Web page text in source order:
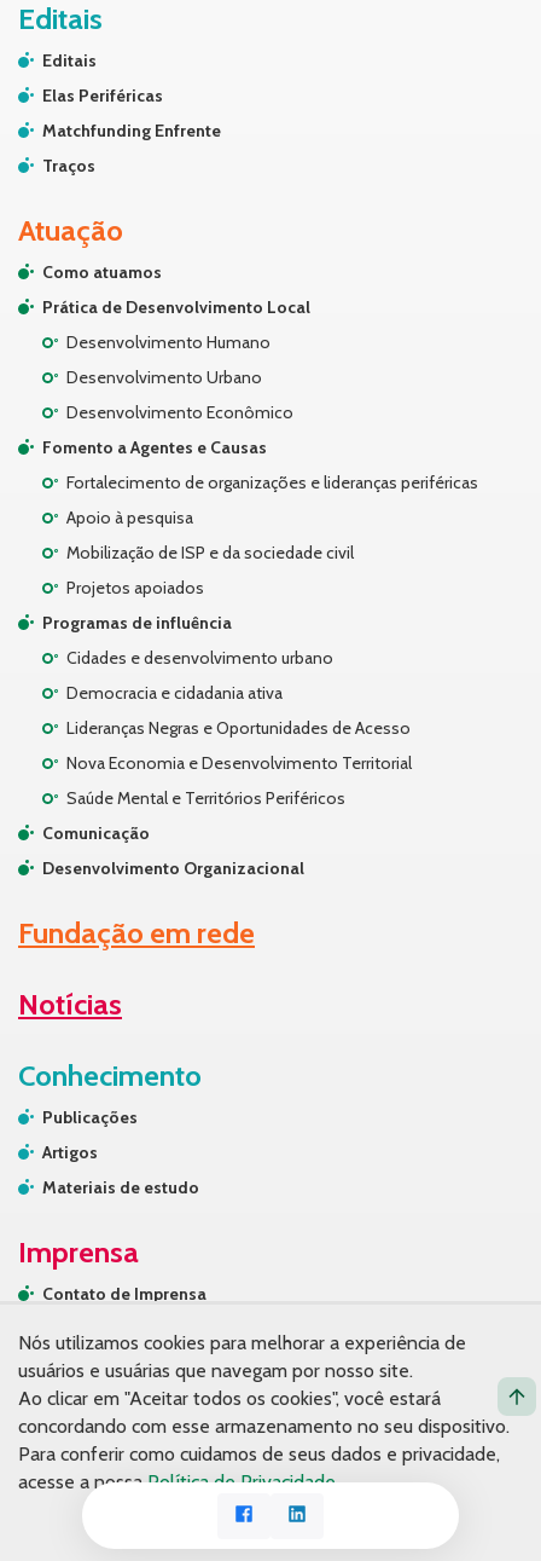
Facebook
Editais
Editais
Elas Periféricas
Matchfunding Enfrente
Traços
Atuação
Como atuamos
Prática de Desenvolvimento Local
Desenvolvimento Humano
Desenvolvimento Urbano
Desenvolvimento Econômico
Fomento a Agentes e Causas
Fortalecimento de organizações e lideranças periféricas
Apoio à pesquisa
Mobilização de ISP e da sociedade civil
Projetos apoiados
Programas de influência
Cidades e desenvolvimento urbano
Democracia e cidadania ativa
Lideranças Negras e Oportunidades de Acesso
Nova Economia e Desenvolvimento Territorial
Saúde Mental e Territórios Periféricos
Comunicação
Desenvolvimento Organizacional
Fundação em rede
Notícias
Conhecimento
Publicações
Artigos
Materiais de estudo
Imprensa
Contato de Imprensa
Na mídia
Contato
© Copyright 2026. Fundação Tide Setubal. Política de privacidade.
Desenvolvido por Espiral Interativa
Nós utilizamos cookies para melhorar a experiência de
usuários e usuárias que navegam por nosso site.
Ao clicar em "Aceitar todos os cookies", você estará
concordando com esse armazenamento no seu dispositivo.
Para conferir como cuidamos de seus dados e privacidade,
acesse a nossaPolítica de Privacidade.
Aceito o uso de cookies